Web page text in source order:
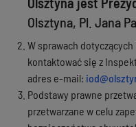
Olsztyna, Pl. Jana
W sprawach
kontaktować się z
adres e-mail:
Podstawy prawne
przetwarzane w celu